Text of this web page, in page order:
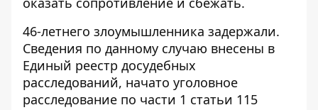
46-летнего злоумышленника задержали.
Сведения по данному случаю внесены в
Единый реестр досудебных
расследований, начато уголовное
расследование по части 1 статьи 115